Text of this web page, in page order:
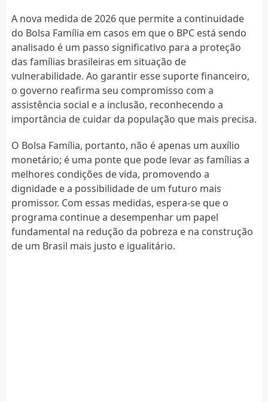
A nova medida de 2026 que permite a continuidade
do Bolsa Família em casos em que o BPC está sendo
analisado é um passo significativo para a proteção
das famílias brasileiras em situação de
vulnerabilidade. Ao garantir esse suporte financeiro,
o governo reafirma seu compromisso com a
assistência social e a inclusão, reconhecendo a
importância de cuidar da população que mais precisa.
O Bolsa Família, portanto, não é apenas um auxílio
monetário; é uma ponte que pode levar as famílias a
melhores condições de vida, promovendo a
dignidade e a possibilidade de um futuro mais
promissor. Com essas medidas, espera-se que o
programa continue a desempenhar um papel
fundamental na redução da pobreza e na construção
de um Brasil mais justo e igualitário.